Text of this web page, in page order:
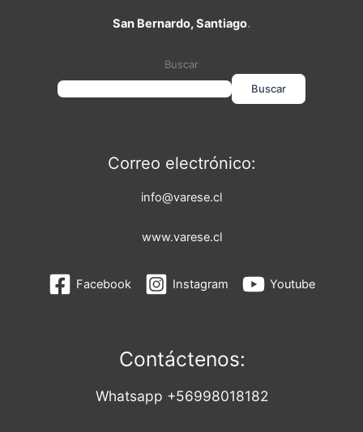
San Bernardo, Santiago.
Buscar
Buscar
Correo electrónico:
info@varese.cl
www.varese.cl
Facebook Instagram Youtube
Contáctenos:
Whatsapp +56998018182